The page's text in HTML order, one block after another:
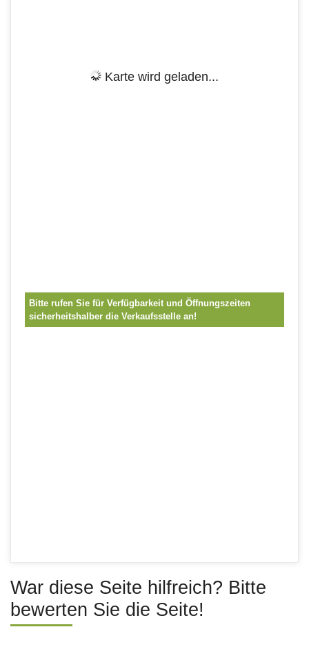
Karte wird geladen...
Bitte rufen Sie für Verfügbarkeit und Öffnungszeiten
sicherheitshalber die Verkaufsstelle an!
War diese Seite hilfreich? Bitte
bewerten Sie die Seite!